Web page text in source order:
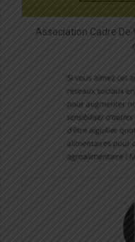
Association Cadre